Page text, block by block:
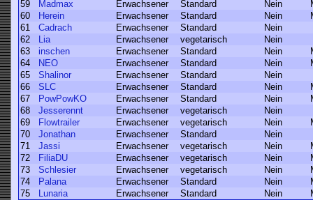
59
Madmax Erwachsener Standard Nein
60
Herein Erwachsener Standard Nein
61
Cadrach Erwachsener Standard
Nein
62
Lia Erwachsener vegetarisch
Nein
63
inschen Erwachsener Standard Nein
64
NEO Erwachsener Standard Nein
65
Shalinor Erwachsener Standard
Nein
66
SLC Erwachsener Standard Nein
67
PowPowKO Erwachsener Standard Nein
68
Jesserennt Erwachsener vegetarisch
Nein
69
Flowtrailer Erwachsener vegetarisch Nein
70
Jonathan Erwachsener Standard
Nein
71
Jassi Erwachsener vegetarisch Nein
72
FiliaDU Erwachsener vegetarisch Nein
73
Schlesier Erwachsener vegetarisch Nein
74
Palana Erwachsener Standard Nein
75
Lunaria Erwachsener Standard Nein